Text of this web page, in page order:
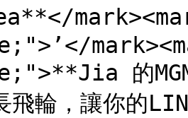
的MGM
飛輪，讓你的